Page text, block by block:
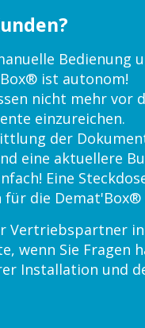
Bedienung
ist autonom!
nicht mehr vor
einzureichen.
der
eine aktuellere
Eine
für die Demat'Box®
Vertriebspartner
wenn Sie Fragen
Installation und